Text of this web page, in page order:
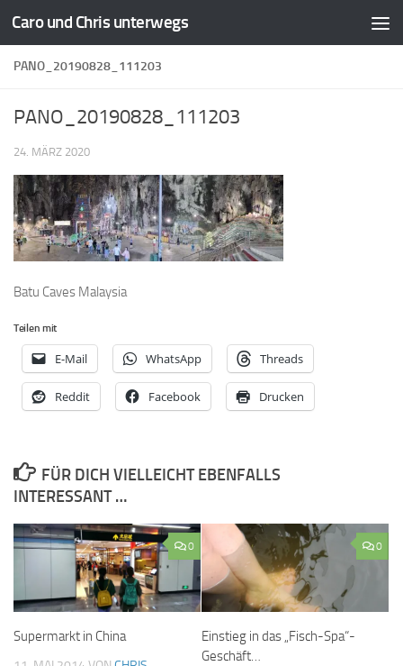
Zum Inhalt springen
Caro und Chris unterwegs
PANO_20190828_111203
PANO_20190828_111203
24. MÄRZ 2020
Batu Caves Malaysia
Teilen mit
E-Mail WhatsApp Threads
Reddit Facebook Drucken
FÜR DICH VIELLEICHT EBENFALLS
INTERESSANT …
0
Supermarkt in China
0
Einstieg in das „Fisch-Spa“-
Geschäft…